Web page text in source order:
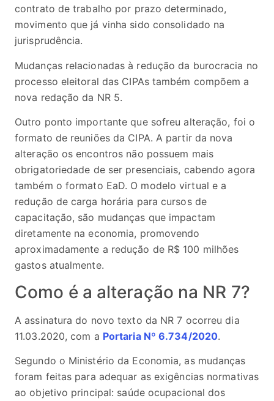
contrato de trabalho por prazo determinado,
movimento que já vinha sido consolidado na
jurisprudência.
Mudanças relacionadas à redução da burocracia no
processo eleitoral das CIPAs também compõem a
nova redação da NR 5.
Outro ponto importante que sofreu alteração, foi o
formato de reuniões da CIPA. A partir da nova
alteração os encontros não possuem mais
obrigatoriedade de ser presenciais, cabendo agora
também o formato EaD. O modelo virtual e a
redução de carga horária para cursos de
capacitação, são mudanças que impactam
diretamente na economia, promovendo
aproximadamente a redução de R$ 100 milhões
gastos atualmente.
Como é a alteração na NR 7?
A assinatura do novo texto da NR 7 ocorreu dia
11.03.2020, com a Portaria Nº 6.734/2020.
Segundo o Ministério da Economia, as mudanças
foram feitas para adequar as exigências normativas
ao objetivo principal: saúde ocupacional dos